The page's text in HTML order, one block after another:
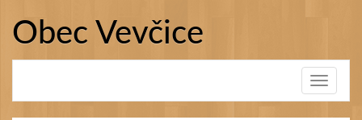
obsahu
webu
Obec Vevčice
Toggle